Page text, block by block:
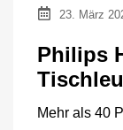
23. März
Philips
Mehr als 40